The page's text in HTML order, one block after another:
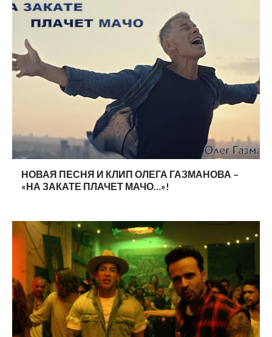
НОВАЯ ПЕСНЯ И КЛИП ОЛЕГА ГАЗМАНОВА –
«НА ЗАКАТЕ ПЛАЧЕТ МАЧО…»!